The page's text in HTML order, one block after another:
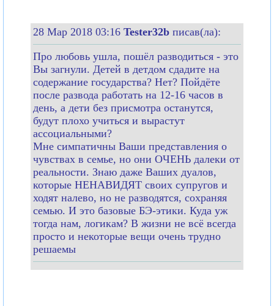
28 Мар 2018 03:16 Tester32b писав(ла):
Про любовь ушла, пошёл разводиться - это
Вы загнули. Детей в детдом сдадите на
содержание государства? Нет? Пойдёте
после развода работать на 12-16 часов в
день, а дети без присмотра останутся,
будут плохо учиться и вырастут
ассоциальными?
Мне симпатичны Ваши представления о
чувствах в семье, но они ОЧЕНЬ далеки от
реальности. Знаю даже Ваших дуалов,
которые НЕНАВИДЯТ своих супругов и
ходят налево, но не разводятся, сохраняя
семью. И это базовые БЭ-этики. Куда уж
тогда нам, логикам? В жизни не всё всегда
просто и некоторые вещи очень трудно
решаемы